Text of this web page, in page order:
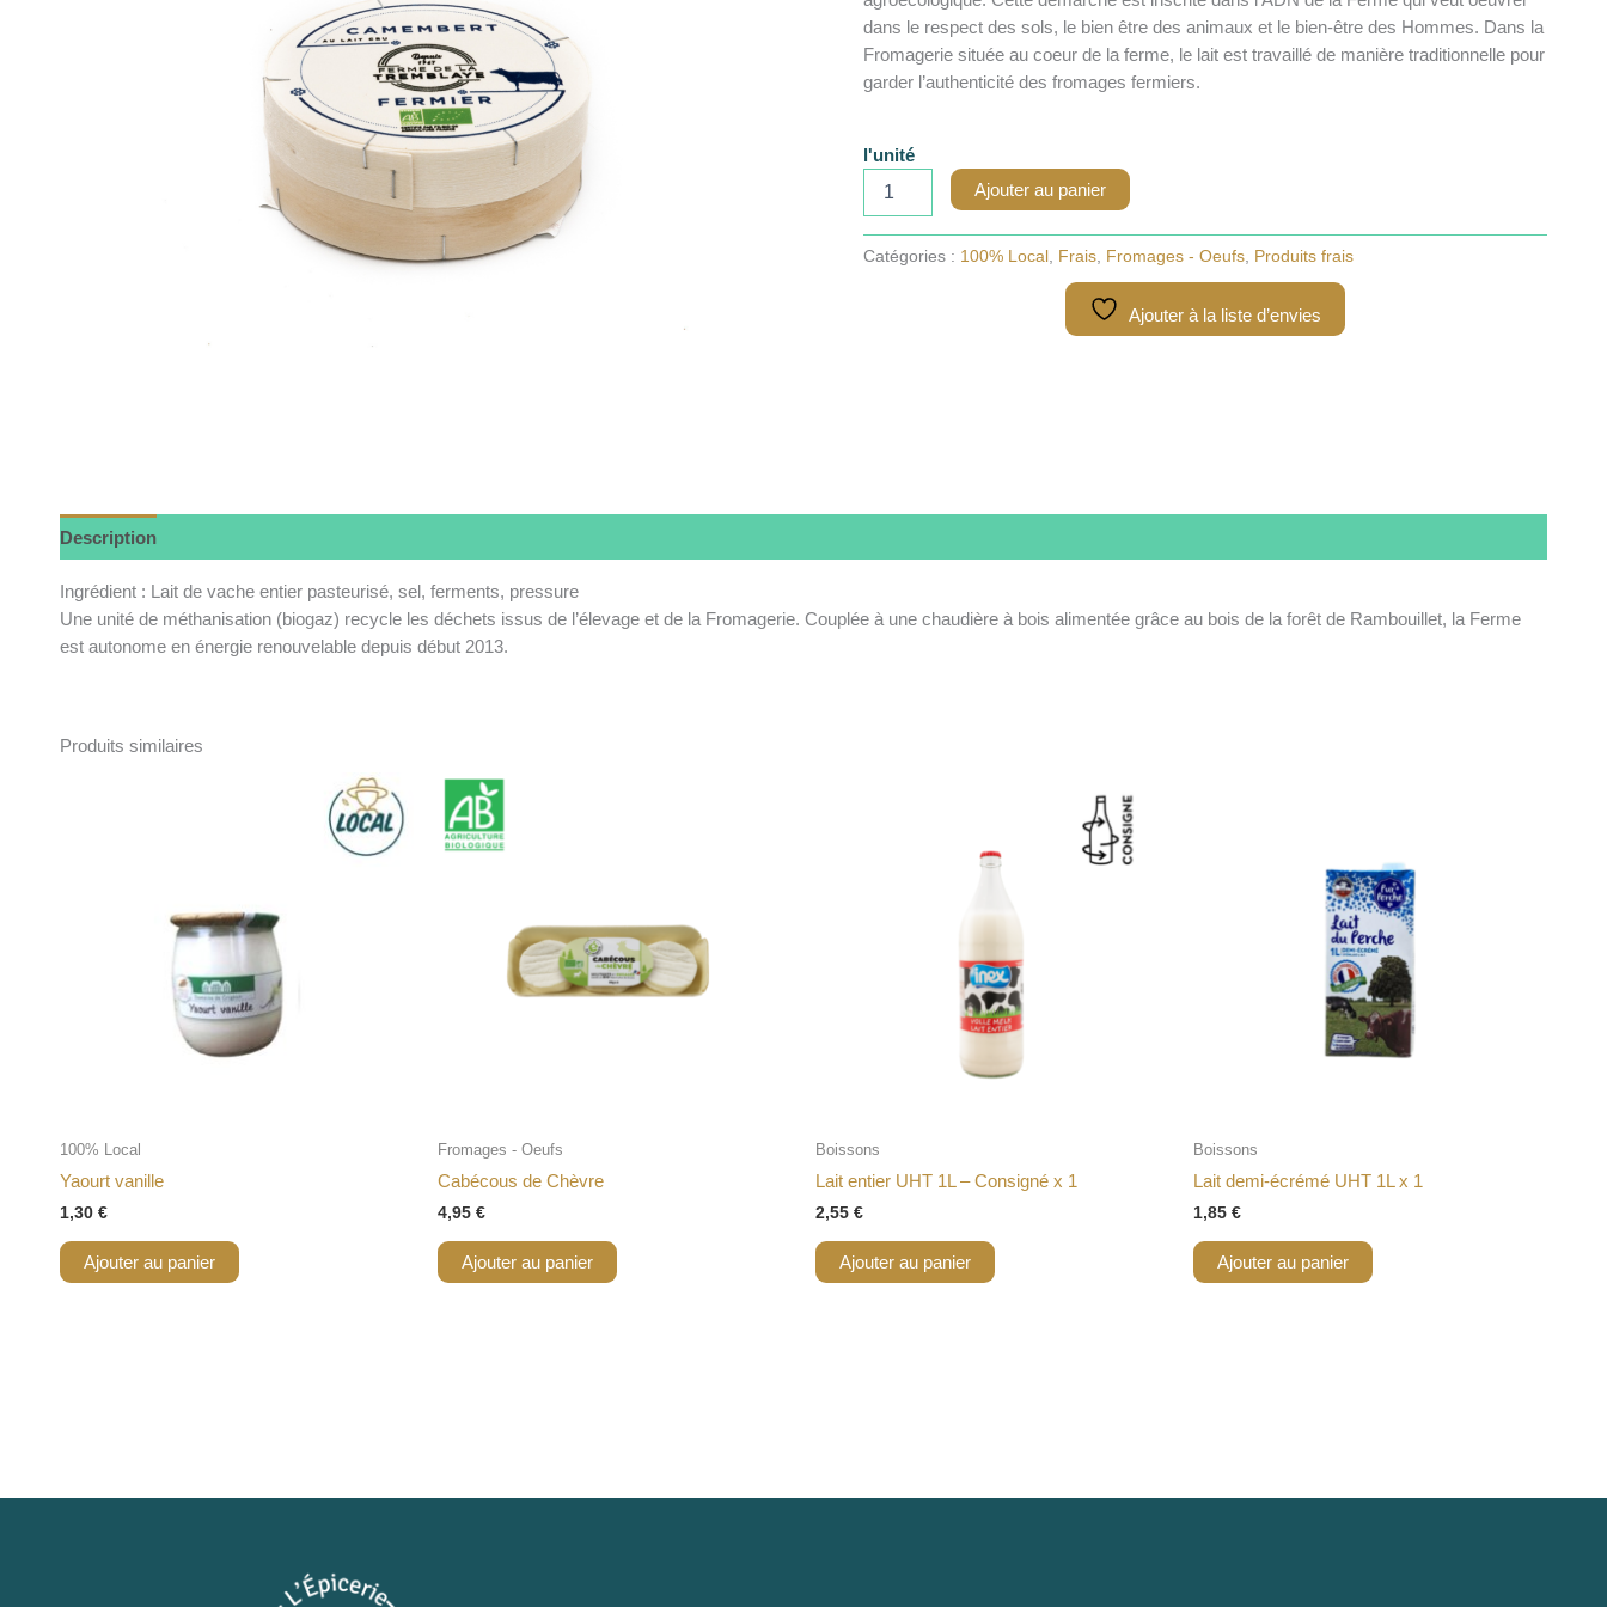
dans le respect des sols, le bien être des animaux et le bien-être des Hommes. Dans la
Fromagerie située au coeur de la ferme, le lait est travaillé de manière traditionnelle pour
garder l’authenticité des fromages fermiers.
l'unité
quantité
Fermier
Ajouter au panier
Catégories : 100% Local , Frais, Fromages - Oeufs, Produits frais
Ajouter à la liste d’envies
Description
Ingrédient : Lait de vache entier pasteurisé, sel, ferments, pressure
Une unité de méthanisation (biogaz) recycle les déchets issus de l’élevage et de la Fromagerie. Couplée à une chaudière à bois alimentée grâce au bois de la forêt de Rambouillet, la Ferme
est autonome en énergie renouvelable depuis début 2013.
Produits similaires
100% Local
Yaourt vanille
1,30 €
Ajouter au panier
Fromages - Oeufs
Cabécous de Chèvre
4,95 €
Ajouter au panier
Boissons
Lait entier UHT 1L – Consigné x 1
2,55 €
Ajouter au panier
Boissons
Lait demi-écrémé UHT 1L x 1
1,85 €
Ajouter au panier